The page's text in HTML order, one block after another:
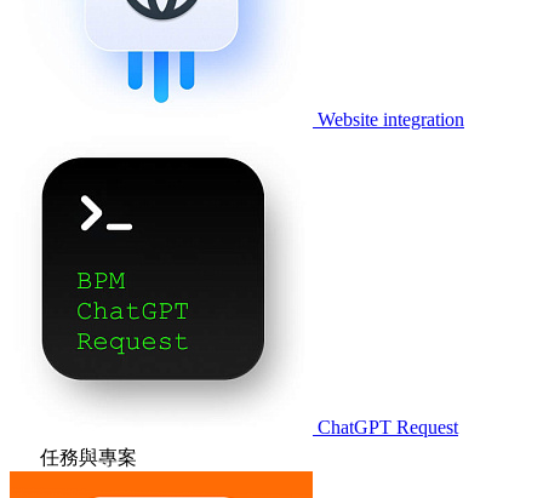
Website integration
ChatGPT Request
任務與專案